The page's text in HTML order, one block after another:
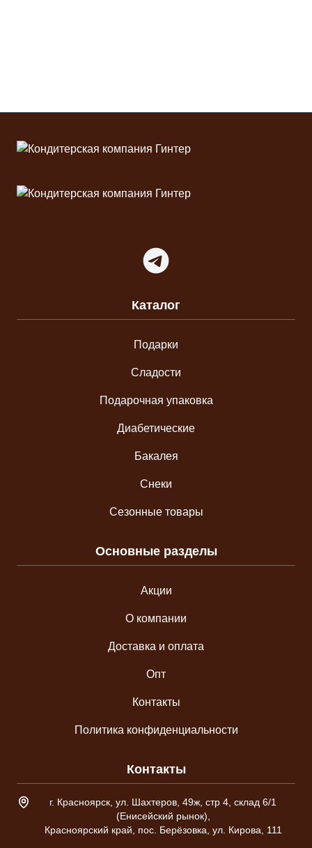
Telegram
Каталог
Подарки
Сладости
Подарочная упаковка
Диабетические
Бакалея
Снеки
Сезонные товары
Основные разделы
Акции
О компании
Доставка и оплата
Опт
Контакты
Политика конфиденциальности
Контакты
Адрес склада
г. Красноярск, ул. Шахтеров, 49ж, стр 4, склад 6/1
(Енисейский рынок),
Красноярский край, пос. Берёзовка, ул. Кирова, 111